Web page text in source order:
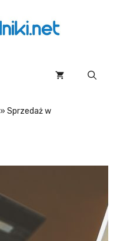
» Sprzedaż w